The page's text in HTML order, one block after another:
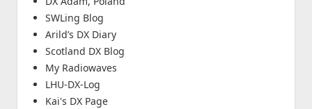
SWLing Blog
Arild’s DX Diary
Scotland DX Blog
My Radiowaves
LHU-DX-Log
Kai's DX Page